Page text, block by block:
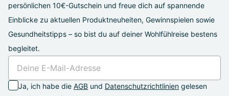
persönlichen 10€-Gutschein und freue dich auf spannende
Einblicke zu aktuellen Produktneuheiten, Gewinnspielen sowie
Gesundheitstipps – so bist du auf deiner Wohlfühlreise bestens
begleitet.
Ja, ich habe die AGB und Datenschutzrichtlinien gelesen